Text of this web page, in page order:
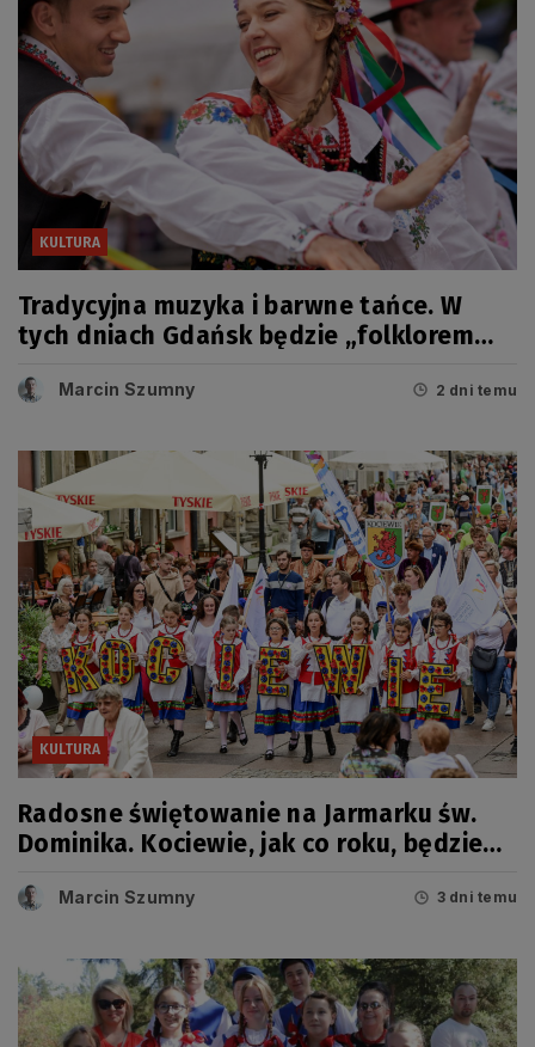
KULTURA
Tradycyjna muzyka i barwne tańce. W
tych dniach Gdańsk będzie „folklorem
Marcin Szumny 2 dni temu
KULTURA
Radosne świętowanie na Jarmarku św.
Dominika. Kociewie, jak co roku, będzie
Marcin Szumny 3 dni temu